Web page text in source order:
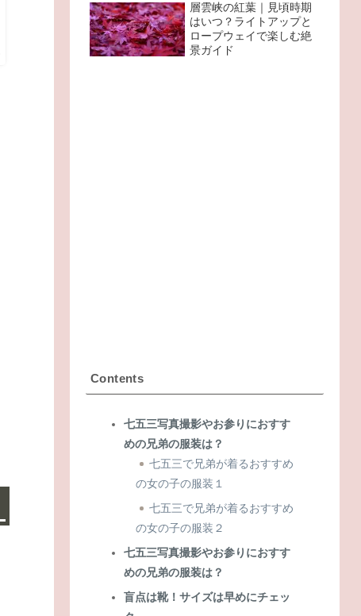
層雲峡の紅葉｜見頃時期
はいつ？ライトアップと
ロープウェイで楽しむ絶
景ガイド
Contents
七五三写真撮影やお参りにおすす
めの兄弟の服装は？
七五三で兄弟が着るおすすめ
の女の子の服装１
七五三で兄弟が着るおすすめ
の女の子の服装２
七五三写真撮影やお参りにおすす
めの兄弟の服装は？
盲点は靴！サイズは早めにチェッ